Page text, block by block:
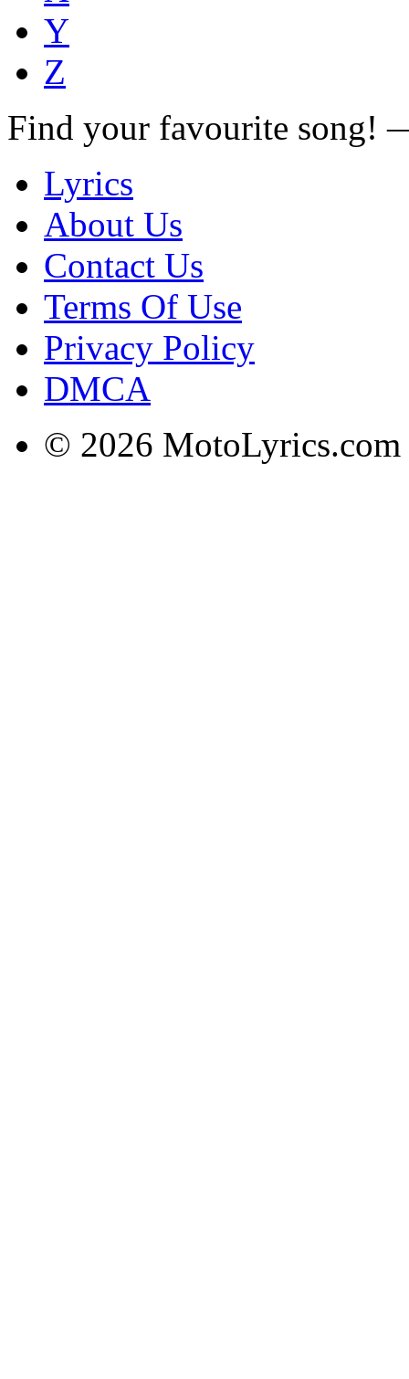
Y
Z
Find your favourite song!
Lyrics
About Us
Contact Us
Terms Of Use
Privacy Policy
DMCA
© 2026 MotoLyrics.com